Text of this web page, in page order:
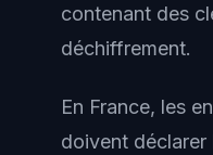
contenant des
déchiffrement.
En France, les
doivent déclarer